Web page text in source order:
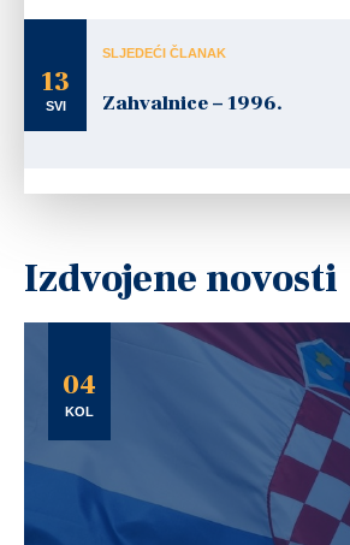
13
SVI
SLJEDEĆI ČLANAK
Zahvalnice – 1996.
Izdvojene novosti
04
KOL